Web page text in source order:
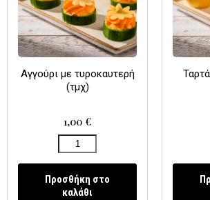
Αγγούρι με τυροκαυτερή
(τμχ)
1,00 €
Προσθήκη στο
καλάθι